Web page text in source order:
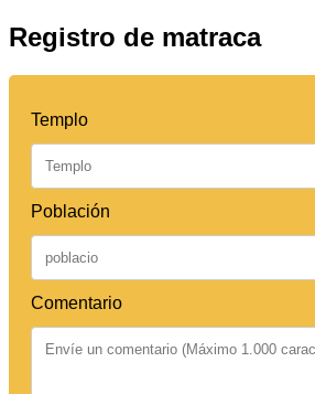
Registro de matraca
Templo
Población
Comentario